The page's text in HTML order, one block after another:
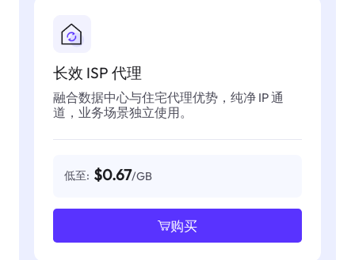
长效 ISP 代理
融合数据中心与住宅代理优势，纯净 IP 通
道，业务场景独立使用。
低至: $0.67/GB
购买